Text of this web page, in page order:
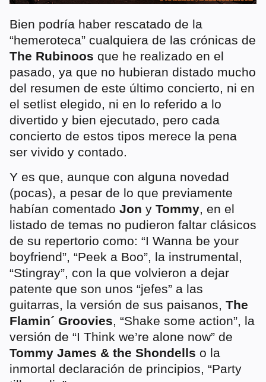
Bien podría haber rescatado de la
“hemeroteca” cualquiera de las crónicas de
The Rubinoos que he realizado en el
pasado, ya que no hubieran distado mucho
del resumen de este último concierto, ni en
el setlist elegido, ni en lo referido a lo
divertido y bien ejecutado, pero cada
concierto de estos tipos merece la pena
ser vivido y contado.
Y es que, aunque con alguna novedad
(pocas), a pesar de lo que previamente
habían comentado Jon y Tommy, en el
listado de temas no pudieron faltar clásicos
de su repertorio como: “I Wanna be your
boyfriend”, “Peek a Boo”, la instrumental,
“Stingray”, con la que volvieron a dejar
patente que son unos “jefes” a las
guitarras, la versión de sus paisanos, The
Flamin´ Groovies, “Shake some action”, la
versión de “I Think we’re alone now” de
Tommy James & the Shondells o la
inmortal declaración de principios, “Party